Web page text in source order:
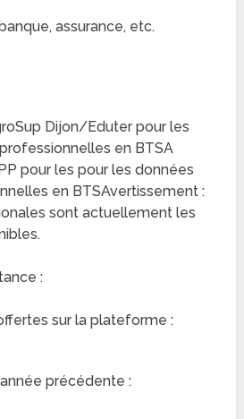
assurance, etc.
Dijon/Eduter pour les
en BTSA
pour les pour les données
en BTSAvertissement :
sont actuellement les
:
sur la plateforme :
précédente :